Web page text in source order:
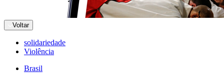
Voltar
solidariedade
Violência
Brasil